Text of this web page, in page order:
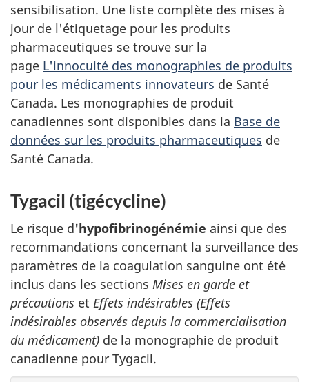
sensibilisation. Une liste complète des mises à
jour de l'étiquetage pour les produits
pharmaceutiques se trouve sur la
page L'innocuité des monographies de produits
pour les médicaments innovateurs de Santé
Canada. Les monographies de produit
canadiennes sont disponibles dans la Base de
données sur les produits pharmaceutiques de
Santé Canada.
Tygacil (tigécycline)
Le risque d'hypofibrinogénémie ainsi que des
recommandations concernant la surveillance des
paramètres de la coagulation sanguine ont été
inclus dans les sections Mises en garde et
précautions et Effets indésirables (Effets
indésirables observés depuis la commercialisation
du médicament) de la monographie de produit
canadienne pour Tygacil.